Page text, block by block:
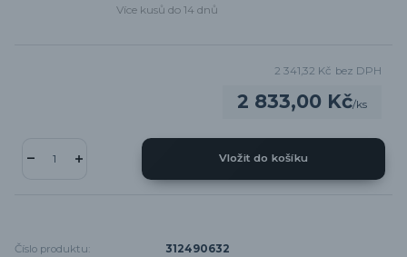
Více kusů do 14 dnů
2 833,00 Kč/ks
2 341,32 Kč bez DPH
Vložit do košíku
Číslo produktu:
312490632